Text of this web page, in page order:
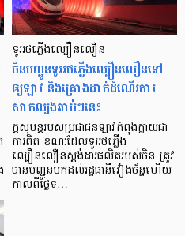
ទូររថភ្លើងល្បឿនលឿន
ចិនបញ្ជូនទូររថភ្លើងល្បឿនលឿនទៅ
ឲ្យឡាវ និងគ្រោងដាក់ដំណើរការ
សាកល្បងឆាប់ៗនេះ
ក្តីសុបិន្តរបស់ប្រជាជនឡាវកំពុងក្លាយជា
ការពិត ខណៈដែលទូររថភ្លើង
ល្បឿនលឿនស្តង់ដារផលិតរបស់ចិន ត្រូវ
បានបញ្ជូនមកដល់រដ្ឋធានីវៀងច័ន្ទហើយ
កាលពីថ្ងៃទ…